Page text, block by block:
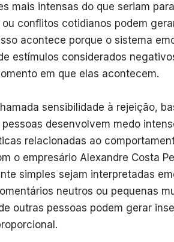
mais intensas do que seriam
conflitos cotidianos podem
acontece porque o sistema
estímulos considerados
em que elas acontecem.
sensibilidade à rejeição,
desenvolvem medo
relacionadas ao
o empresário Alexandre Costa
simples sejam interpretadas
neutros ou pequenas
outras pessoas podem gerar